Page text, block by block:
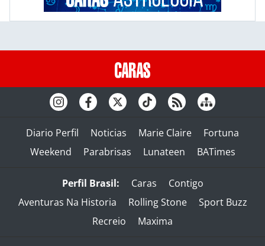
Diario Perfil Noticias Marie Claire
Fortuna
Weekend
Parabrisas Lunateen BATimes
Perfil Brasil: Caras
Contigo
Aventuras Na Historia
Rolling Stone
Sport Buzz
Recreio
Maxima